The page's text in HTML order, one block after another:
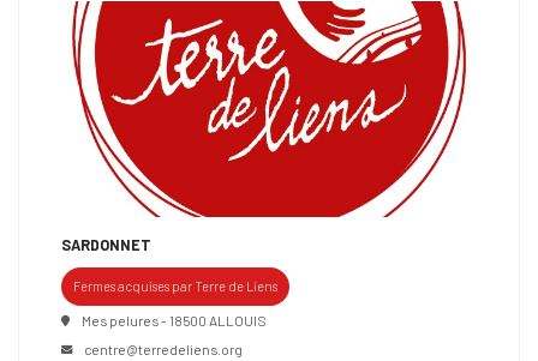
SARDONNET
Fermes acquises par Terre de Liens
Mes pelures - 18500 ALLOUIS
centre@terredeliens.org